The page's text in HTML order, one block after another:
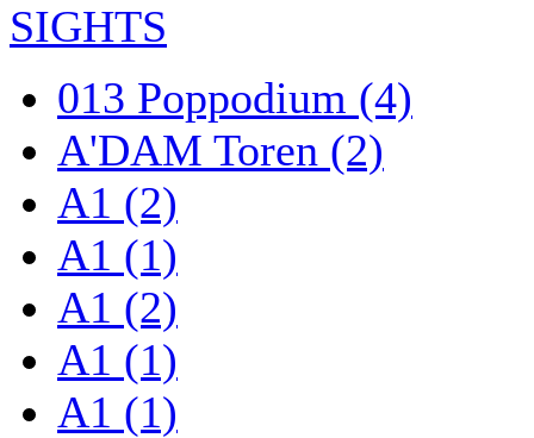
SIGHTS
013 Poppodium (4)
A'DAM Toren (2)
A1 (2)
A1 (1)
A1 (2)
A1 (1)
A1 (1)